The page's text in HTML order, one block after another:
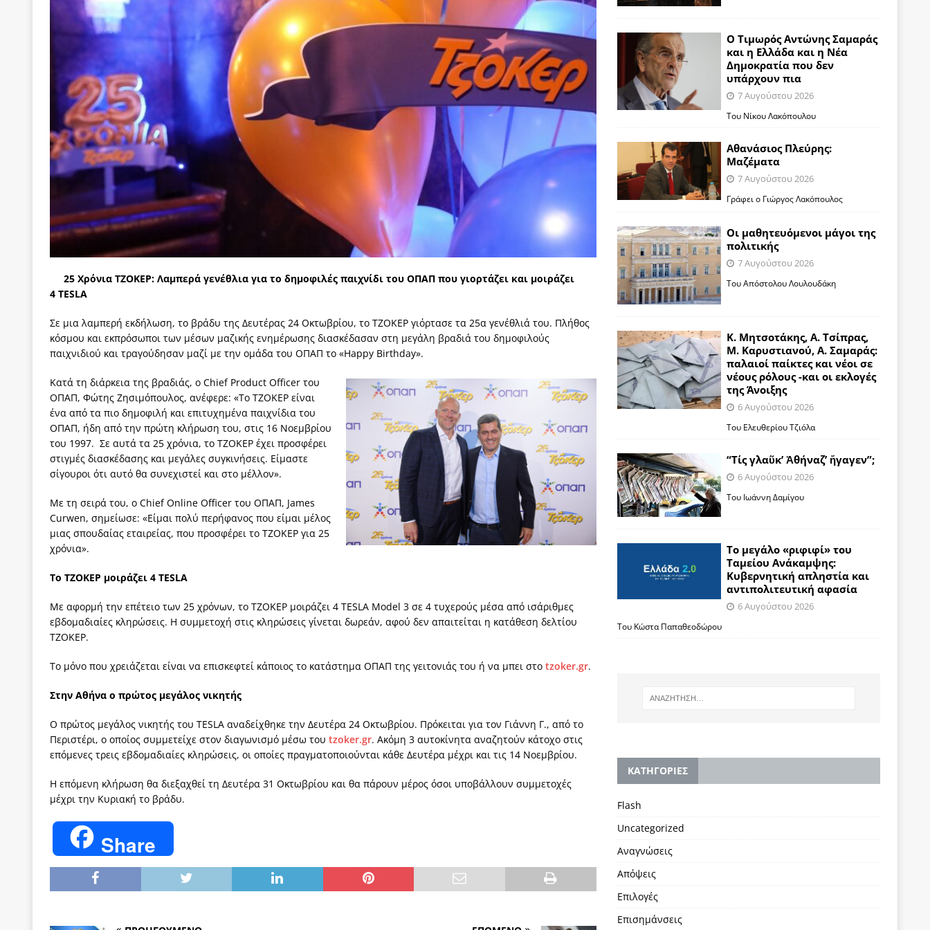
[ 22 Μαΐου 2020 ]
Μακάριος Λαζαρίδης: Έργο!
[ 7 Αυγούστου 2026 ]
Μετά την επίσκεψη Γκουτέρες
[ 7 Αυγούστου 2026 ]
Ο Τιμωρός Αντώνης Σαμαράς και η Ελλάδα και η Νέα Δημοκρατία που δεν υπάρχουν πια
ΠΡΟΕΚΤΑΣΕΙΣ
[ 7 Αυγούστου 2026 ]
Αθανάσιος Πλεύρης: Μαζέματα
ΠΡΟΒΟΛΕΣ
[ 7 Αυγούστου 2026 ] Οι μαθητευόμενοι μάγοι της πολιτικής
ΑΠΟΨΕΙΣ
[ 6 Αυγούστου 2026 ]
Κ. Μητσοτάκης, Α. Τσίπρας, Μ. Καρυστιανού, Α. Σαμαράς: παλαιοί παίκτες και νέοι σε νέους ρόλους
-και οι εκλογές της Άνοιξης
ΑΠΟΨΕΙΣ
[ 6 Αυγούστου 2026 ] “Τίς γλαῦκ’ Ἀθήναζ’ ἤγαγεν”;
ΑΠΟΨΕΙΣ
[ 6 Αυγούστου 2026 ]
Το μεγάλο «ριφιφί» του Ταμείου Ανάκαμψης: Κυβερνητική απληστία και αντιπολιτευτική αφασία
ΑΠΟΨΕΙΣ
[ 6 Αυγούστου 2026 ] 22 πρώην στελέχη της «Ελπίδας» καταγγέλουν “ένα συγκεντρωτικό μοντέλο αποφάσεων από
[ 6 Αυγούστου 2026 ] Δόμνα Μιχαηλίδου: Αξιοπρέπεια
ΠΡΟΒΟΛΕΣ
[ 6 Αυγούστου 2026 ]
Η δημοκρατία της διαχείρισης τελειώνει
ΠΑΡΕΜΒΑΣΕΙΣ
[ 5 Αυγούστου 2026 ] Κυριάκος Μητσοτάκης: Αναλγησίες
ΠΡΟΒΟΛΕΣ
[ 4 Αυγούστου 2026 ] Θα ανήκεις όπου ανήκει το νερό
ΑΝΑΓΝΩΣΕΙΣ
[ 4 Αυγούστου 2026 ]
Η γενεαλογία του φασισμού: από τον Αντιδιαφωτισμό στον ψηφιακό Κοινωνικό Δαρβινισμό
ΠΑΡΕΜΒΑΣΕΙΣ
Εφημερίδα «Εστία»: Όταν η δημοσιογραφία βάζει τα χέρια της και βγάζει τα μάτια της ΑΠΟΨΕΙΣ
25 Χρόνια ΤΖΟΚΕΡ: Λαμπερά γενέθλια για το δημοφιλές παιχνίδι του ΟΠΑΠ που γιορτάζει και μοιράζει
4 TESLA
Σε μια λαμπερή εκδήλωση, το βράδυ της Δευτέρας 24 Οκτωβρίου, το ΤΖΟΚΕΡ γιόρτασε τα 25α γενέθλιά του. Πλήθος
κόσμου και εκπρόσωποι των μέσων μαζικής ενημέρωσης διασκέδασαν στη μεγάλη βραδιά του δημοφιλούς
παιχνιδιού και τραγούδησαν μαζί με την ομάδα του ΟΠΑΠ τo «Happy Birthday».
Κατά τη διάρκεια της βραδιάς, ο Chief Product Officer του
ΟΠΑΠ, Φώτης Ζησιμόπουλος, ανέφερε: «Το ΤΖΟΚΕΡ είναι
ένα από τα πιο δημοφιλή και επιτυχημένα παιχνίδια του
ΟΠΑΠ, ήδη από την πρώτη κλήρωση του, στις 16 Νοεμβρίου
του 1997. Σε αυτά τα 25 χρόνια, το ΤΖΟΚΕΡ έχει προσφέρει
στιγμές διασκέδασης και μεγάλες συγκινήσεις. Είμαστε
σίγουροι ότι αυτό θα συνεχιστεί και στο μέλλον».
Με τη σειρά του, ο Chief Online Officer του ΟΠΑΠ, James
Curwen, σημείωσε: «Είμαι πολύ περήφανος που είμαι μέλος
μιας σπουδαίας εταιρείας, που προσφέρει το ΤΖΟΚΕΡ για 25
χρόνια».
Το ΤΖΟΚΕΡ μοιράζει 4 TESLA
Με αφορμή την επέτειο των 25 χρόνων, το ΤΖΟΚΕΡ μοιράζει 4 TESLA Model 3 σε 4 τυχερούς μέσα από ισάριθμες
εβδομαδιαίες κληρώσεις. Η συμμετοχή στις κληρώσεις γίνεται δωρεάν, αφού δεν απαιτείται η κατάθεση δελτίου
ΤΖΟΚΕΡ.
Το μόνο που χρειάζεται είναι να επισκεφτεί κάποιος το κατάστημα ΟΠΑΠ της γειτονιάς του ή να μπει στο tzoker.gr.
Στην Αθήνα ο πρώτος μεγάλος νικητής
Ο πρώτος μεγάλος νικητής του TESLA αναδείχθηκε την Δευτέρα 24 Οκτωβρίου. Πρόκειται για τον Γιάννη Γ., από το
Περιστέρι, ο οποίος συμμετείχε στον διαγωνισμό μέσω του tzoker.gr. Ακόμη 3 αυτοκίνητα αναζητούν κάτοχο στις
επόμενες τρεις εβδομαδιαίες κληρώσεις, οι οποίες πραγματοποιούνται κάθε Δευτέρα μέχρι και τις 14 Νοεμβρίου.
Η επόμενη κλήρωση θα διεξαχθεί τη Δευτέρα 31 Οκτωβρίου και θα πάρουν μέρος όσοι υποβάλλουν συμμετοχές
μέχρι την Κυριακή το βράδυ.
Share
Ο Τιμωρός Αντώνης Σαμαράς
και η Ελλάδα και η Νέα
Δημοκρατία που δεν
υπάρχουν πια
7 Αυγούστου 2026
Του Νίκου Λακόπουλου
Αθανάσιος Πλεύρης:
Μαζέματα
7 Αυγούστου 2026
Γράφει ο Γιώργος Λακόπουλος
Οι μαθητευόμενοι μάγοι της
πολιτικής
7 Αυγούστου 2026
Του Απόστολου Λουλουδάκη
Κ. Μητσοτάκης, Α. Τσίπρας,
Μ. Καρυστιανού, Α. Σαμαράς:
παλαιοί παίκτες και νέοι σε
νέους ρόλους -και οι εκλογές
της Άνοιξης
6 Αυγούστου 2026
Του Ελευθερίου Τζιόλα
“Τίς γλαῦκ’ Ἀθήναζ’ ἤγαγεν”;
6 Αυγούστου 2026
Του Ιωάννη Δαμίγου
Το μεγάλο «ριφιφί» του
Ταμείου Ανάκαμψης:
Κυβερνητική απληστία και
αντιπολιτευτική αφασία
6 Αυγούστου 2026
Του Κώστα Παπαθεοδώρου
KΑΤΗΓΟΡΙΕΣ
Flash
Uncategorized
Αναγνώσεις
Απόψεις
Επιλογές
Επισημάνσεις